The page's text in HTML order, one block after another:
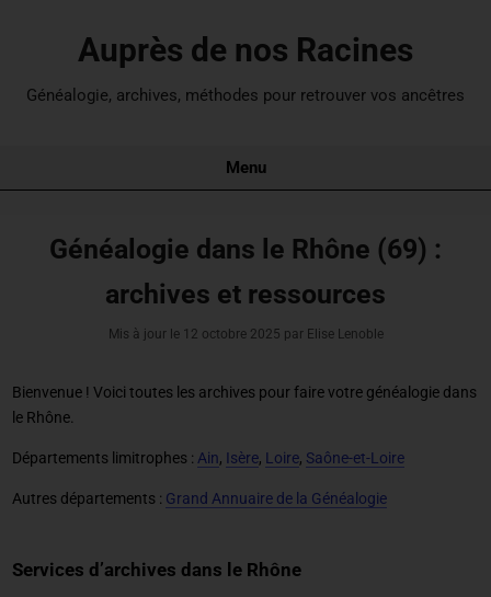
Auprès de nos Racines
Généalogie, archives, méthodes pour retrouver vos ancêtres
Menu
Généalogie dans le Rhône (69) :
archives et ressources
Mis à jour le 12 octobre 2025 par Elise Lenoble
Bienvenue ! Voici toutes les archives pourfaire votre généalogie dans
le Rhône.
Départements limitrophes : Ain, Isère, Loire, Saône-et-Loire
Autres départements : Grand Annuaire de la Généalogie
Services d’archives dans le Rhône